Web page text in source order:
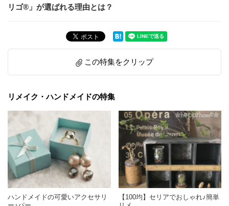
リゴ®」が選ばれる理由とは？
この特集をクリップ
リメイク・ハンドメイドの特集
ハンドメイドの可愛いアクセサリ
【100均】セリアでおしゃれ♪簡単